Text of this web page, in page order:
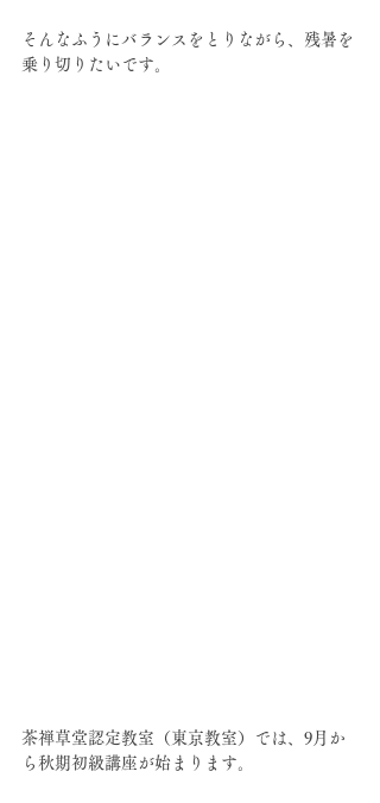
そんなふうにバランスをとりながら、残暑を
乗り切りたいです。
茶禅草堂認定教室（東京教室）では、9月か
ら秋期初級講座が始まります。